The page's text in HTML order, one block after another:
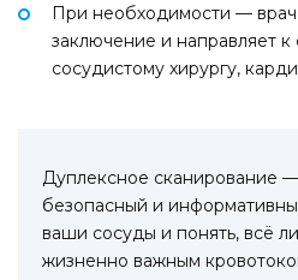
При необходимости —
заключение и направляет к
сосудистому хирургу,
Дуплексное сканирование
безопасный и
ваши сосуды и понять, всё
жизненно важным